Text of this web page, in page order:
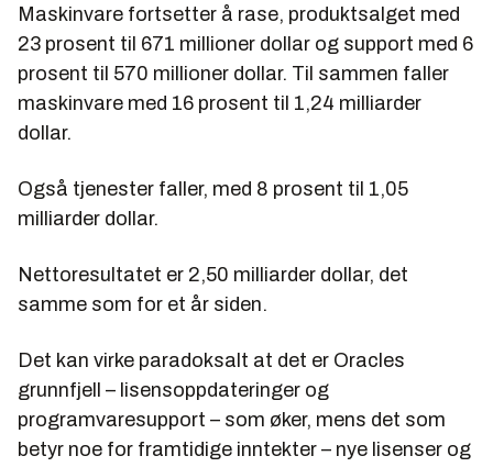
Maskinvare fortsetter å rase, produktsalget med
23 prosent til 671 millioner dollar og support med 6
prosent til 570 millioner dollar. Til sammen faller
maskinvare med 16 prosent til 1,24 milliarder
dollar.
Også tjenester faller, med 8 prosent til 1,05
milliarder dollar.
Nettoresultatet er 2,50 milliarder dollar, det
samme som for et år siden.
Det kan virke paradoksalt at det er Oracles
grunnfjell – lisensoppdateringer og
programvaresupport – som øker, mens det som
betyr noe for framtidige inntekter – nye lisenser og